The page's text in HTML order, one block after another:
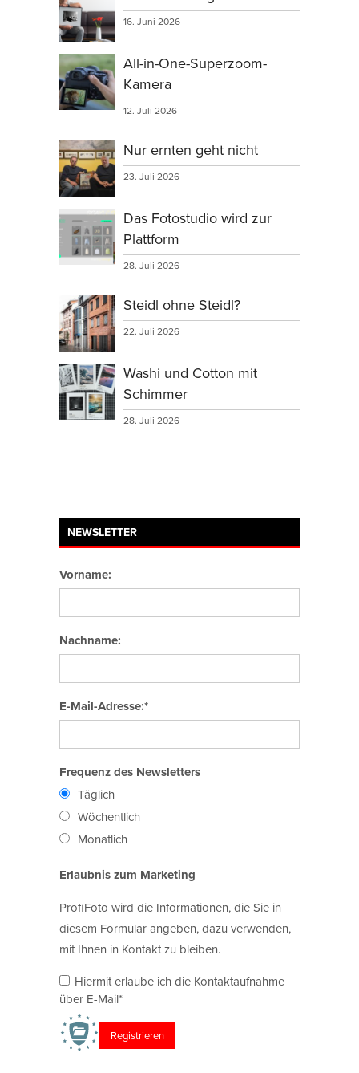
16. Juni 2026
All-in-One-Superzoom-
Kamera
12. Juli 2026
Nur ernten geht nicht
23. Juli 2026
Das Fotostudio wird zur
Plattform
28. Juli 2026
Steidl ohne Steidl?
22. Juli 2026
Washi und Cotton mit
Schimmer
28. Juli 2026
NEWSLETTER
Vorname:
Nachname:
E-Mail-Adresse:*
Frequenz des Newsletters
Täglich
Wöchentlich
Monatlich
Erlaubnis zum Marketing
ProfiFoto wird die Informationen, die Sie in
diesem Formular angeben, dazu verwenden,
mit Ihnen in Kontakt zu bleiben.
Hiermit erlaube ich die Kontaktaufnahme
über E-Mail*